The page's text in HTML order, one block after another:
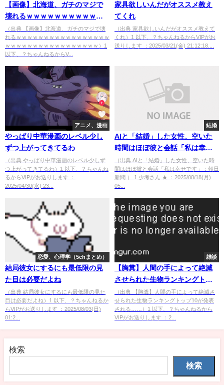
【画像】北海道、ガチのマジで
壊れるｗｗｗｗｗｗｗｗｗｗｗ
ｗｗｗｗｗｗｗｗｗｗｗｗｗｗ
ｗｗｗｗｗｗｗｗｗ
（出典 【画像】北海道、ガチのマジで壊
れるｗｗｗｗｗｗｗｗｗｗｗｗｗｗｗｗｗ
ｗｗｗｗｗｗｗｗｗｗｗｗｗｗｗｗｗ）1
以下、？ちゃんねるからV...
家具欲しいんだがオススメ教え
てくれ
（出典 家具欲しいんだがオススメ教えて
くれ）1 以下、？ちゃんねるからVIPがお
送りします ：2025/03/21(金) 21:12:18....
アニメ、漫画
やっぱり中華漫画のレベル少し
ずつ上がってきてるわ
（出典 やっぱり中華漫画のレベル少しず
つ上がってきてるわ）1 以下、？ちゃんね
るからVIPがお送りします ：
2025/04/30(水) 23...
結婚
AIと「結婚」した女性、空いた
時間はほぼ彼と会話「私は幸せ
です」：朝日新聞 [少考さん★]
（出典 AIと「結婚」した女性、空いた時
間はほぼ彼と会話「私は幸せです」：朝日
新聞 ） 1 少考さん ★ ：2025/08/18(月)
05...
恋愛、心理学（5chまとめ）
結局彼女にするにも最低限の見
た目は必要だよね
（出典 結局彼女にするにも最低限の見た
目は必要だよね）1 以下、？ちゃんねるか
らVIPがお送りします ：2025/08/03(日)
01:2...
雑談
【胸糞】人間の手によって絶滅
させられた生物ランキングトッ
プ10が発表される……
（出典 【胸糞】人間の手によって絶滅さ
せられた生物ランキングトップ10が発表
される……）1 以下、？ちゃんねるから
VIPがお送りします ：2...
検索
検索